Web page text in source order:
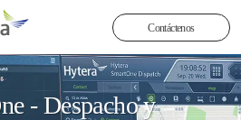
Contáctenos
- Despacho y